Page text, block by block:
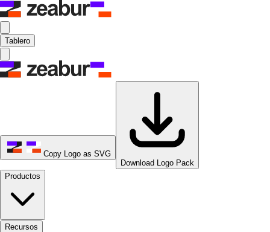
Tablero
Copy Logo as SVG
Download Logo Pack
Productos
Recursos